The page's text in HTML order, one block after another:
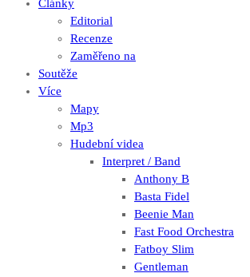
Články
Editorial
Recenze
Zaměřeno na
Soutěže
Více
Mapy
Mp3
Hudební videa
Interpret / Band
Anthony B
Basta Fidel
Beenie Man
Fast Food Orchestra
Fatboy Slim
Gentleman